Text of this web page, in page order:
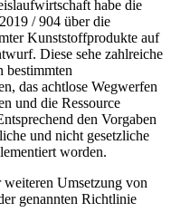
habe die
/ 904 über die
Kunststoffprodukte auf
Diese sehe zahlreiche
bestimmten
das achtlose Wegwerfen
und die Ressource
den Vorgaben
und nicht gesetzliche
worden.
Umsetzung von
genannten Richtlinie